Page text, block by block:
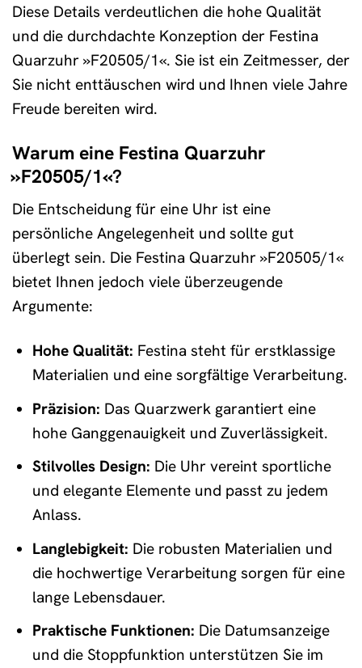
Diese Details verdeutlichen die hohe Qualität
und die durchdachte Konzeption der Festina
Quarzuhr »F20505/1«. Sie ist ein Zeitmesser, der
Sie nicht enttäuschen wird und Ihnen viele Jahre
Freude bereiten wird.
Warum eine Festina Quarzuhr
»F20505/1«?
Die Entscheidung für eine Uhr ist eine
persönliche Angelegenheit und sollte gut
überlegt sein. Die Festina Quarzuhr »F20505/1«
bietet Ihnen jedoch viele überzeugende
Argumente:
Hohe Qualität: Festina steht für erstklassige
Materialien und eine sorgfältige Verarbeitung.
Präzision: Das Quarzwerk garantiert eine
hohe Ganggenauigkeit und Zuverlässigkeit.
Stilvolles Design: Die Uhr vereint sportliche
und elegante Elemente und passt zu jedem
Anlass.
Langlebigkeit: Die robusten Materialien und
die hochwertige Verarbeitung sorgen für eine
lange Lebensdauer.
Praktische Funktionen: Die Datumsanzeige
und die Stoppfunktion unterstützen Sie im